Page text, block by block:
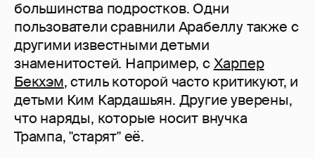
большинства подростков. Одни
пользователи сравнили Арабеллу также с
другими известными детьми
знаменитостей. Например, сХарпер
Бекхэм, стиль которой часто критикуют, и
детьми Ким Кардашьян. Другие уверены,
что наряды, которые носит внучка
Трампа, "старят" её.